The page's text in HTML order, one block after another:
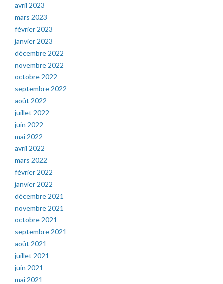
avril 2023
mars 2023
février 2023
janvier 2023
décembre 2022
novembre 2022
octobre 2022
septembre 2022
août 2022
juillet 2022
juin 2022
mai 2022
avril 2022
mars 2022
février 2022
janvier 2022
décembre 2021
novembre 2021
octobre 2021
septembre 2021
août 2021
juillet 2021
juin 2021
mai 2021